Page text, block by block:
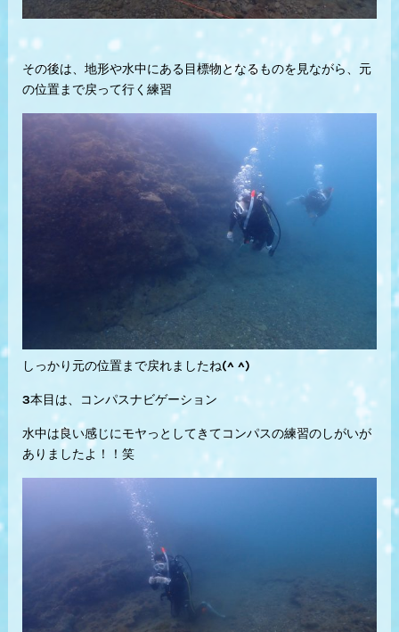
その後は、地形や水中にある目標物となるものを見ながら、元
の位置まで戻って行く練習
しっかり元の位置まで戻れましたね(^ ^)
3本目は、コンパスナビゲーション
水中は良い感じにモヤっとしてきてコンパスの練習のしがいが
ありましたよ！！笑